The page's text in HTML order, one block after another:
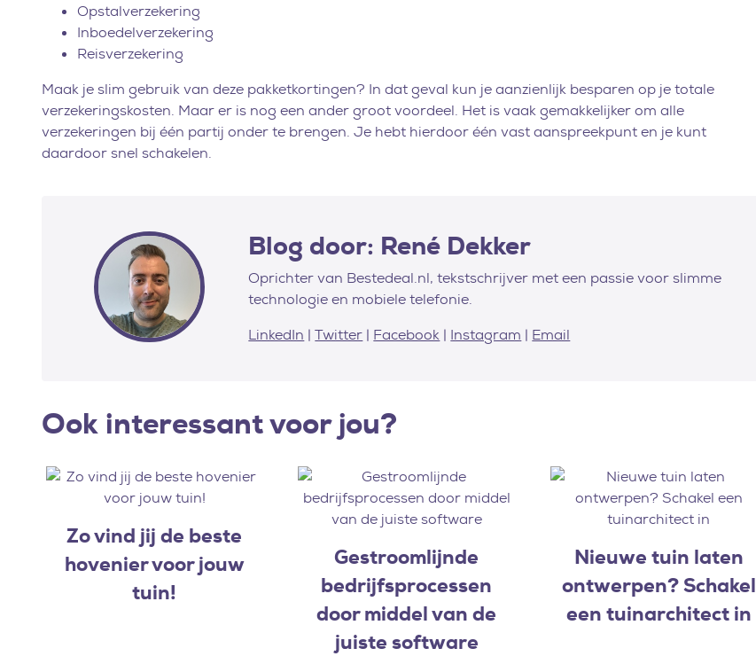
Opstalverzekering
Inboedelverzekering
Reisverzekering
Maak je slim gebruik van deze pakketkortingen? In dat geval kun je aanzienlijk besparen op je totale
verzekeringskosten. Maar er is nog een ander groot voordeel. Het is vaak gemakkelijker om alle
verzekeringen bij één partij onder te brengen. Je hebt hierdoor één vast aanspreekpunt en je kunt
daardoor snel schakelen.
Blog door: René Dekker
Oprichter van Bestedeal.nl, tekstschrijver met een passie voor slimme
technologie en mobiele telefonie.
LinkedIn |Twitter | Facebook | Instagram | Email
Ook interessant voor jou?
Zo vind jij de beste
hovenier voor jouw
tuin!
Gestroomlijnde
bedrijfsprocessen
door middel van de
juiste software
Nieuwe tuin laten
ontwerpen? Schakel
een tuinarchitect in